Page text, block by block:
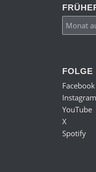
FOLGE
Facebook
Instagram
YouTube
X
Spotify